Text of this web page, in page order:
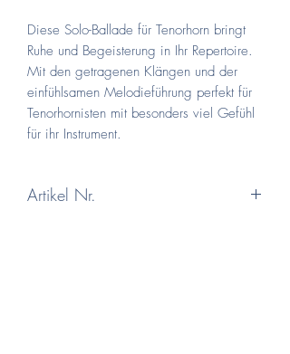
Diese Solo-Ballade für Tenorhorn bringt
Ruhe und Begeisterung in Ihr Repertoire.
Mit den getragenen Klängen und der
einfühlsamen Melodieführung perfekt für
Tenorhornisten mit besonders viel Gefühl
für ihr Instrument.
Artikel Nr.